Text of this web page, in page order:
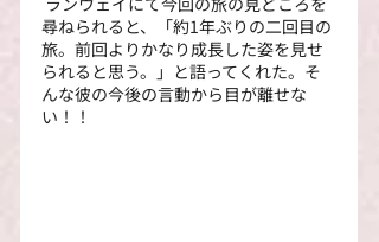
尋ねられると、「約1年ぶりの二回目の
旅。前回よりかなり成長した姿を見せ
られると思う。」と語ってくれた。そ
んな彼の今後の言動から目が離せな
い！！